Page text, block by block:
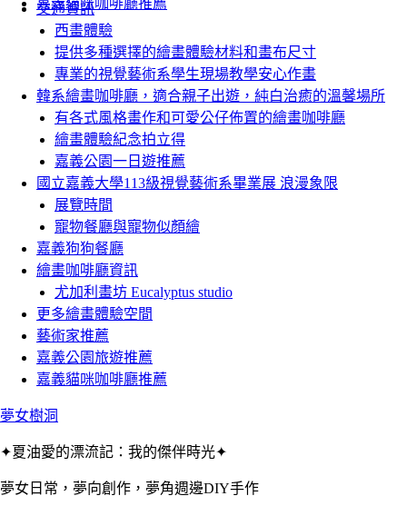
交通資訊
西畫體驗
提供多種選擇的繪畫體驗材料和畫布尺寸
專業的視覺藝術系學生現場教學安心作畫
韓系繪畫咖啡廳，適合親子出遊，純白治癒的溫馨場所
有各式風格畫作和可愛公仔佈置的繪畫咖啡廳
繪畫體驗紀念拍立得
嘉義公園一日遊推薦
國立嘉義大學113級視覺藝術系畢業展 浪漫象限
展覽時間
寵物餐廳與寵物似顏繪
嘉義狗狗餐廳
繪畫咖啡廳資訊
尤加利畫坊 Eucalyptus studio
更多繪畫體驗空間
藝術家推薦
嘉義公園旅遊推薦
嘉義貓咪咖啡廳推薦
夢女樹洞
✦夏油愛的漂流記：我的傑伴時光✦
夢女日常，夢向創作，夢角週邊DIY手作